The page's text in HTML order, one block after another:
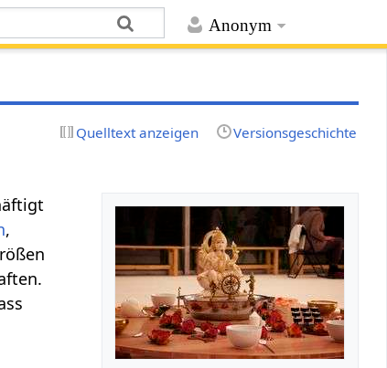
Anonym
Quelltext anzeigen Versionsgeschichte
,